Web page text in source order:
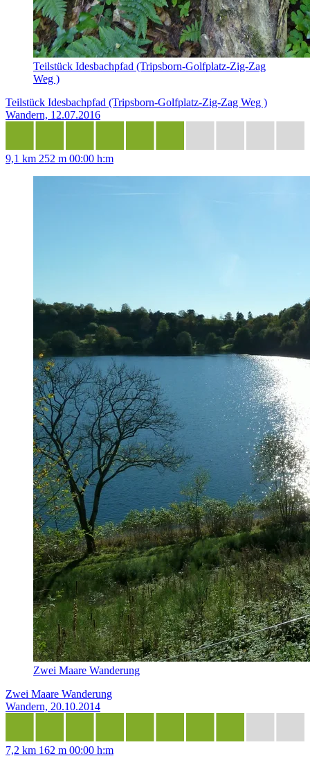
Teilstück Idesbachpfad (Tripsborn-Golfplatz-Zig-Zag
Weg )
Teilstück Idesbachpfad (Tripsborn-Golfplatz-Zig-Zag Weg )
Wandern, 12.07.2016
9,1 km 252 m 00:00 h:m
Zwei Maare Wanderung
Zwei Maare Wanderung
Wandern, 20.10.2014
7,2 km 162 m 00:00 h:m